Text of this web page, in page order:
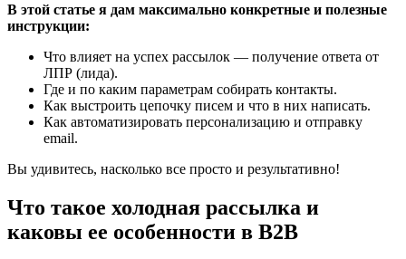
В этой статье я дам максимально конкретные и полезные
инструкции:
Что влияет на успех рассылок — получение ответа от
ЛПР (лида).
Где и по каким параметрам собирать контакты.
Как выстроить цепочку писем и что в них написать.
Как автоматизировать персонализацию и отправку
email.
Вы удивитесь, насколько все просто и результативно!
Что такое холодная рассылка и
каковы ее особенности в B2B